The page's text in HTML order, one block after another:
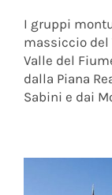
I gruppi
massiccio
Valle del
dalla Piana
Sabini e dai